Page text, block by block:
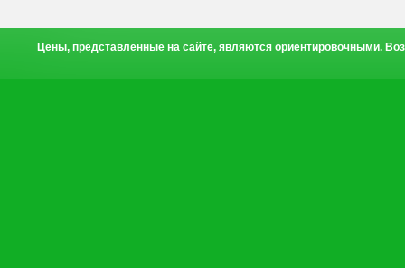
Цены, представленные на сайте, являются ориентировочными.